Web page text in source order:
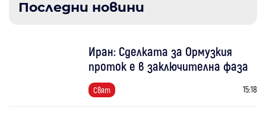
Последни новини
Иран: Сделката за Ормузкия
проток е в заключителна фаза
Свят 15:18